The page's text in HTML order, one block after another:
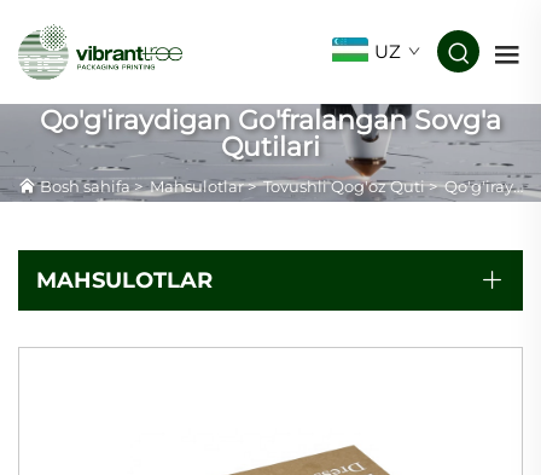
UZ
Qo'g'iraydigan Go'fralangan Sovg'a
Qutilari
Bosh sahifa>Mahsulotlar>Tovushli Qog'oz Quti>Qo'g'iraydigan Go'fralangan Sovg'a Qutilari
MAHSULOTLAR